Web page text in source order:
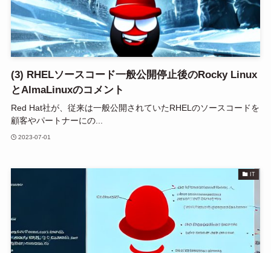
(3) RHELソースコード一般公開停止後のRocky Linux
とAlmaLinuxのコメント
Red Hat社が、従来は一般公開されていたRHELのソースコードを
顧客やパートナーにの...
2023-07-01
IT